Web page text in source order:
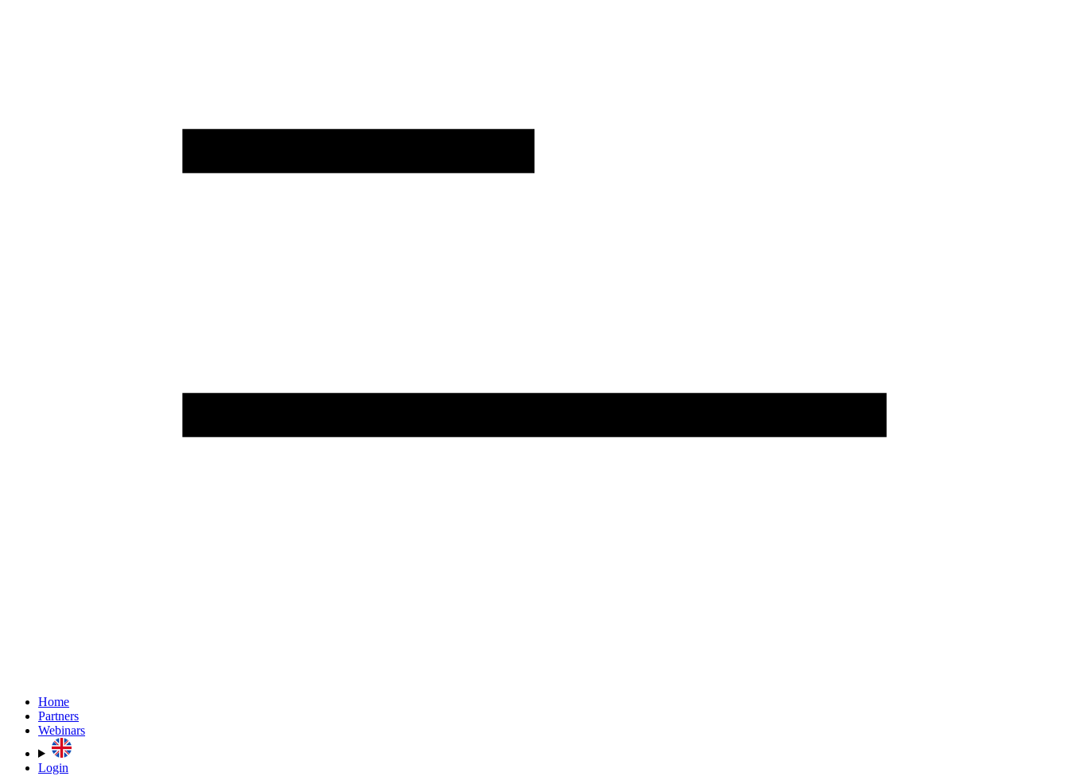
Home
Partners
Webinars
Login